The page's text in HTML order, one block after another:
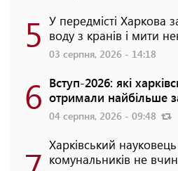
5 У передмісті Харкова
воду з кранів і мити
03 серпня, 2026 - 14:18
6 Вступ-2026: які
отримали найбільше
04 серпня, 2026 - 09:48
Харківський
комунальників не